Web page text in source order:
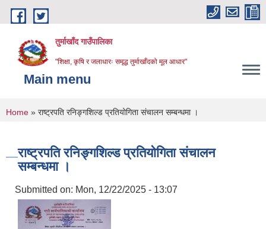
Skip to main content
तुर्माखाँद गाउँपालिका
"शिक्षा, कृषि र जलाधारः समृद्ध तुर्माखाँदको मूल आधार"
Main menu
You are here
Home » राष्ट्रपति रनिङ्गशिल्ड प्रतियोगिता संचालन सम्बन्धमा ।
राष्ट्रपति रनिङ्गशिल्ड प्रतियोगिता संचालन
सम्बन्धमा ।
Submitted on: Mon, 12/22/2025 - 13:07